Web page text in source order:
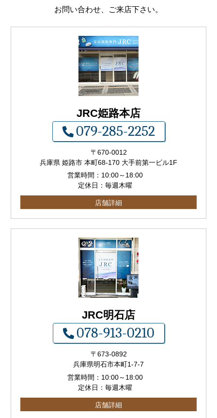
お問い合わせ、ご来店下さい。
JRC姫路本店
079-285-2252
〒 670-0012
兵庫県 姫路市 本町68-170 大手前第一ビル1F
営業時間： 10:00～ 18:00
定休日：毎週木曜
店舗詳細
JRC明石店
078-913-0210
〒673-0892
兵庫県明石市本町1-7-7
営業時間： 10:00～ 18:00
定休日：毎週木曜
店舗詳細